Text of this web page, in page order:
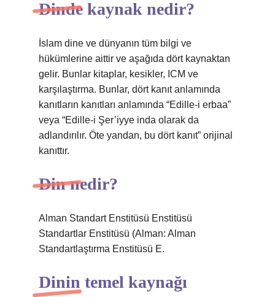
Dinde kaynak nedir?
İslam dine ve dünyanın tüm bilgi ve
hükümlerine aittir ve aşağıda dört kaynaktan
gelir. Bunlar kitaplar, kesikler, ICM ve
karşılaştırma. Bunlar, dört kanıt anlamında
kanıtların kanıtları anlamında “Edille-i erbaa”
veya “Edille-i Şer’iyye inda olarak da
adlandırılır. Öte yandan, bu dört kanıt” orijinal
kanıttır.
Din nedir?
Alman Standart Enstitüsü Enstitüsü
Standartlar Enstitüsü (Alman: Alman
Standartlaştırma Enstitüsü E.
Dinin temel kaynağı